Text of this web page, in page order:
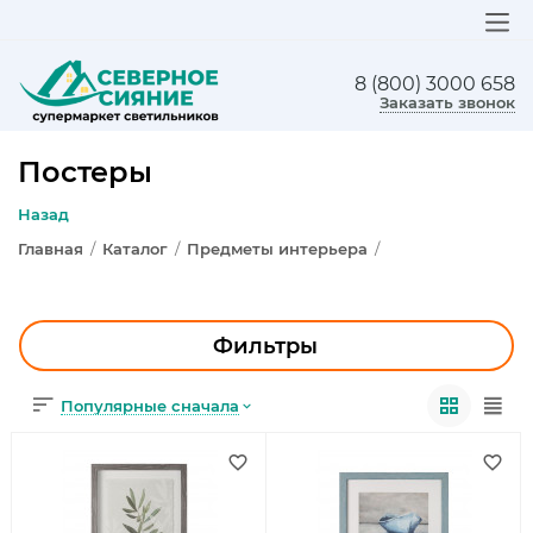
8 (800) 3000 658
Заказать звонок
Постеры
Назад
Главная / Каталог / Предметы интерьера /
Фильтры
Популярные сначала
ЛЮСТРЫ
БРА И ПОДСВЕТКА
НАСТОЛЬНЫЕ ЛАМПЫ
ТОРШЕРЫ
СВЕТИЛЬНИКИ КАК В ИКЕА
СПОТЫ